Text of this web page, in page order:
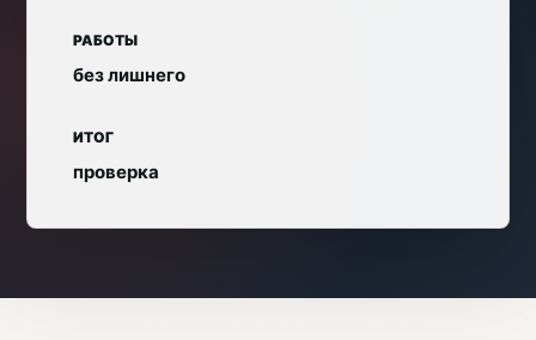
РАБОТЫ
без лишнего
ИТОГ
проверка